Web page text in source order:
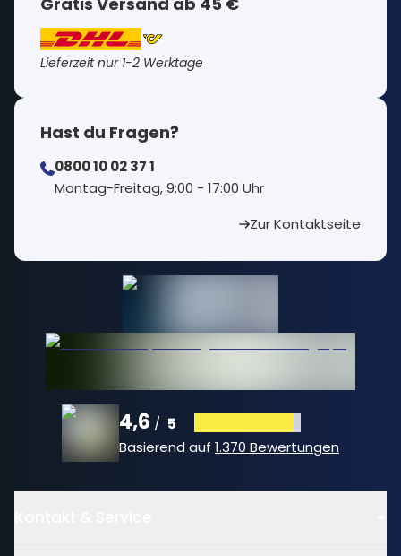
Lieferzeit nur 1-2 Werktage
Hast du Fragen?
0800 10 02 37 1
⁠Montag-Freitag, 9:00 - 17:00 Uhr
Zur Kontaktseite
4,6 / 5
Basierend auf 1.370 Bewertungen